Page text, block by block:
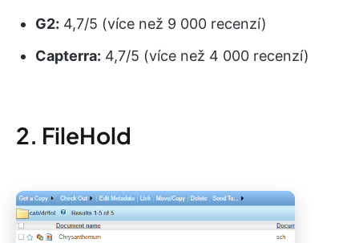
G2: 4,7/5 (více než 9 000 recenzí)
Capterra: 4,7/5 (více než 4 000 recenzí)
2. FileHold